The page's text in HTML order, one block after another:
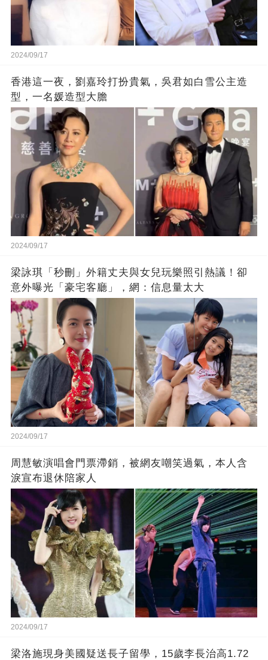
2024/09/17
香港這一夜，劉嘉玲打扮貴氣，吳君如白雪公主造
型，一名媛造型大膽
2024/09/17
梁詠琪「秒刪」外籍丈夫與女兒玩樂照引熱議！卻
意外曝光「豪宅客廳」，網：信息量太大
2024/09/17
周慧敏演唱會門票滯銷，被網友嘲笑過氣，本人含
淚宣布退休陪家人
2024/09/17
梁洛施現身美國疑送長子留學，15歲李長治高1.72